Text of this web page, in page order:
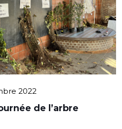
2022
de l’arbre